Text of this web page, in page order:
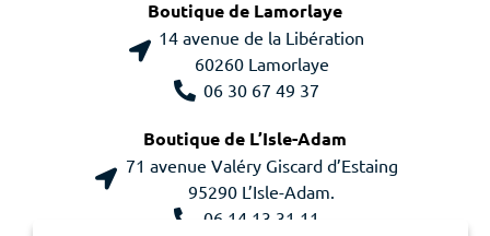
Boutique de Lamorlaye
14 avenue de la Libération
60260 Lamorlaye
06 30 67 49 37
Boutique de L’Isle-Adam
71 avenue Valéry Giscard d’Estaing
95290 L’Isle-Adam.
06 14 13 31 11